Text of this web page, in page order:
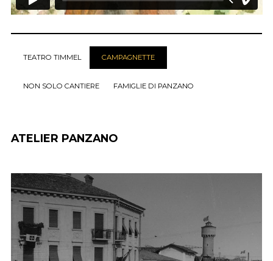
TEATRO TIMMEL CAMPAGNETTE
NON SOLO CANTIERE FAMIGLIE DI PANZANO
ATELIER PANZANO